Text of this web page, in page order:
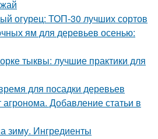
огурец: ТОП-30 лучших сортов
ям для деревьев осенью:
тыквы: лучшие практики для
для посадки деревьев
Добавление статьи в
зиму. Ингредиенты